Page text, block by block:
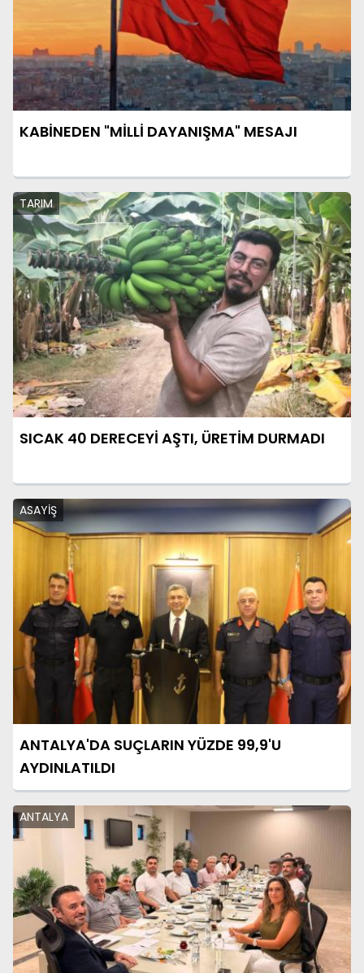
KABİNEDEN "MİLLİ DAYANIŞMA" MESAJI
TARIM
SICAK 40 DERECEYİ AŞTI, ÜRETİM DURMADI
ASAYİŞ
ANTALYA'DA SUÇLARIN YÜZDE 99,9'U
AYDINLATILDI
ANTALYA